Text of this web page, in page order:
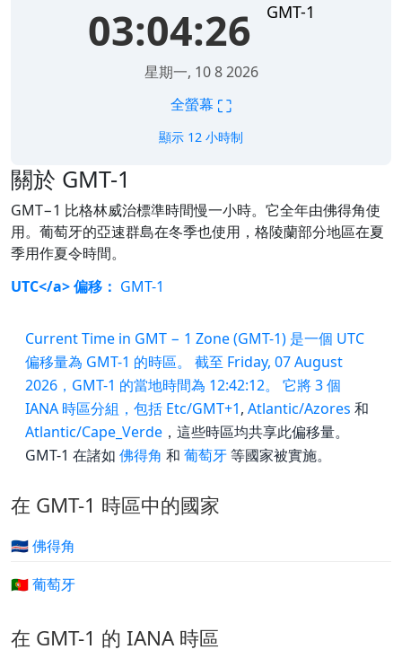
03:04:26 GMT-1
星期一, 10 8 2026
全螢幕 ⛶
顯示 12 小時制
關於 GMT-1
GMT−1 比格林威治標準時間慢一小時。它全年由佛得角使
用。葡萄牙的亞速群島在冬季也使用，格陵蘭部分地區在夏
季用作夏令時間。
UTC</a> 偏移： GMT-1
Current Time in GMT − 1 Zone (GMT-1) 是一個 UTC
偏移量為 GMT-1 的時區。 截至 Friday, 07 August
2026，GMT-1 的當地時間為 12:42:12。 它將 3 個
IANA 時區分組，包括 Etc/GMT+1, Atlantic/Azores 和
Atlantic/Cape_Verde ，這些時區均共享此偏移量。
GMT-1 在諸如 佛得角 和 葡萄牙等國家被實施。
在 GMT-1 時區中的國家
🇨🇻 佛得角
🇵🇹 葡萄牙
在 GMT-1 的 IANA 時區